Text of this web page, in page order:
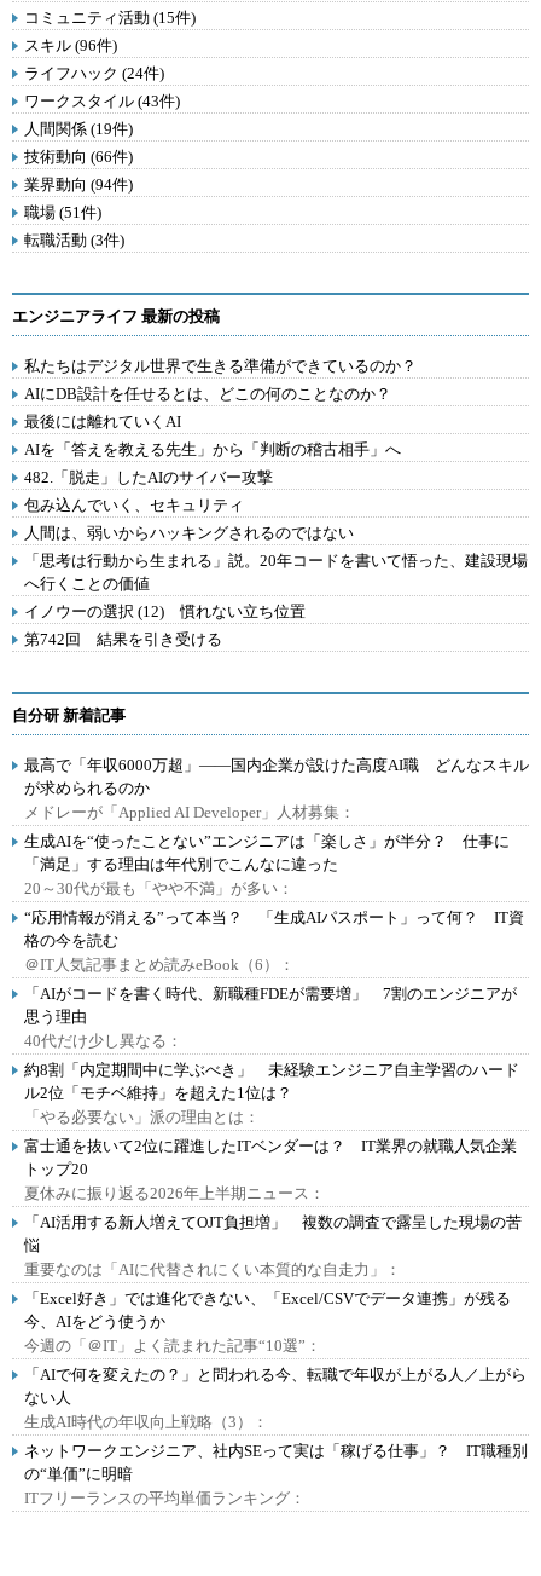
コミュニティ活動 (15件)
スキル (96件)
ライフハック (24件)
ワークスタイル (43件)
人間関係 (19件)
技術動向 (66件)
業界動向 (94件)
職場 (51件)
転職活動 (3件)
エンジニアライフ 最新の投稿
私たちはデジタル世界で生きる準備ができているのか？
AIにDB設計を任せるとは、どこの何のことなのか？
最後には離れていくAI
AIを「答えを教える先生」から「判断の稽古相手」へ
482.「脱走」したAIのサイバー攻撃
包み込んでいく、セキュリティ
人間は、弱いからハッキングされるのではない
「思考は行動から生まれる」説。20年コードを書いて悟った、建設現場
へ行くことの価値
イノウーの選択 (12) 慣れない立ち位置
第742回 結果を引き受ける
自分研 新着記事
最高で「年収6000万超」――国内企業が設けた高度AI職 どんなスキル
が求められるのか
メドレーが「Applied AI Developer」人材募集：
生成AIを“使ったことない”エンジニアは「楽しさ」が半分？ 仕事に
「満足」する理由は年代別でこんなに違った
20～30代が最も「やや不満」が多い：
“応用情報が消える”って本当？ 「生成AIパスポート」って何？ IT資
格の今を読む
＠IT人気記事まとめ読みeBook（6）：
「AIがコードを書く時代、新職種FDEが需要増」 7割のエンジニアが
思う理由
40代だけ少し異なる：
約8割「内定期間中に学ぶべき」 未経験エンジニア自主学習のハード
ル2位「モチベ維持」を超えた1位は？
「やる必要ない」派の理由とは：
富士通を抜いて2位に躍進したITベンダーは？ IT業界の就職人気企業
トップ20
夏休みに振り返る2026年上半期ニュース：
「AI活用する新人増えてOJT負担増」 複数の調査で露呈した現場の苦
悩
重要なのは「AIに代替されにくい本質的な自走力」：
「Excel好き」では進化できない、「Excel/CSVでデータ連携」が残る
今、AIをどう使うか
今週の「＠IT」よく読まれた記事“10選”：
「AIで何を変えたの？」と問われる今、転職で年収が上がる人／上がら
ない人
生成AI時代の年収向上戦略（3）：
ネットワークエンジニア、社内SEって実は「稼げる仕事」？ IT職種別
の“単価”に明暗
ITフリーランスの平均単価ランキング：